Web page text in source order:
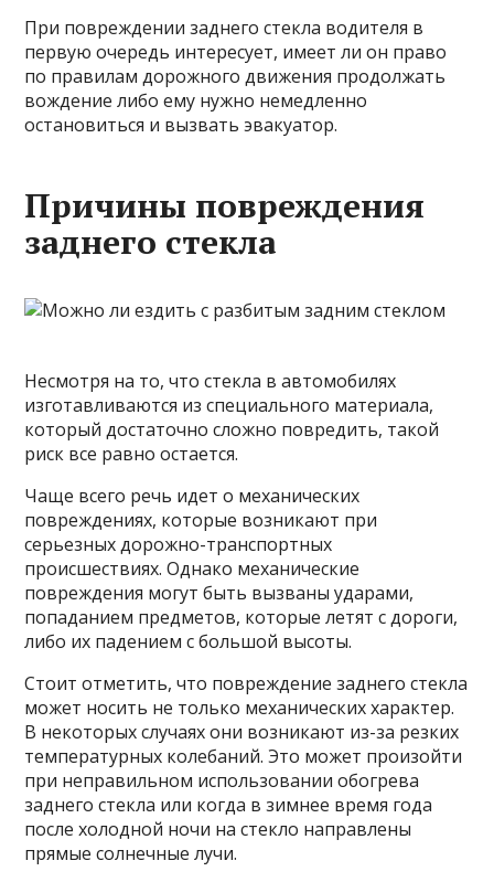
При повреждении заднего стекла водителя в
первую очередь интересует, имеет ли он право
по правилам дорожного движения продолжать
вождение либо ему нужно немедленно
остановиться и вызвать эвакуатор.
Причины повреждения
заднего стекла
Несмотря на то, что стекла в автомобилях
изготавливаются из специального материала,
который достаточно сложно повредить, такой
риск все равно остается.
Чаще всего речь идет о механических
повреждениях, которые возникают при
серьезных дорожно-транспортных
происшествиях. Однако механические
повреждения могут быть вызваны ударами,
попаданием предметов, которые летят с дороги,
либо их падением с большой высоты.
Стоит отметить, что повреждение заднего стекла
может носить не только механических характер.
В некоторых случаях они возникают из-за резких
температурных колебаний. Это может произойти
при неправильном использовании обогрева
заднего стекла или когда в зимнее время года
после холодной ночи на стекло направлены
прямые солнечные лучи.